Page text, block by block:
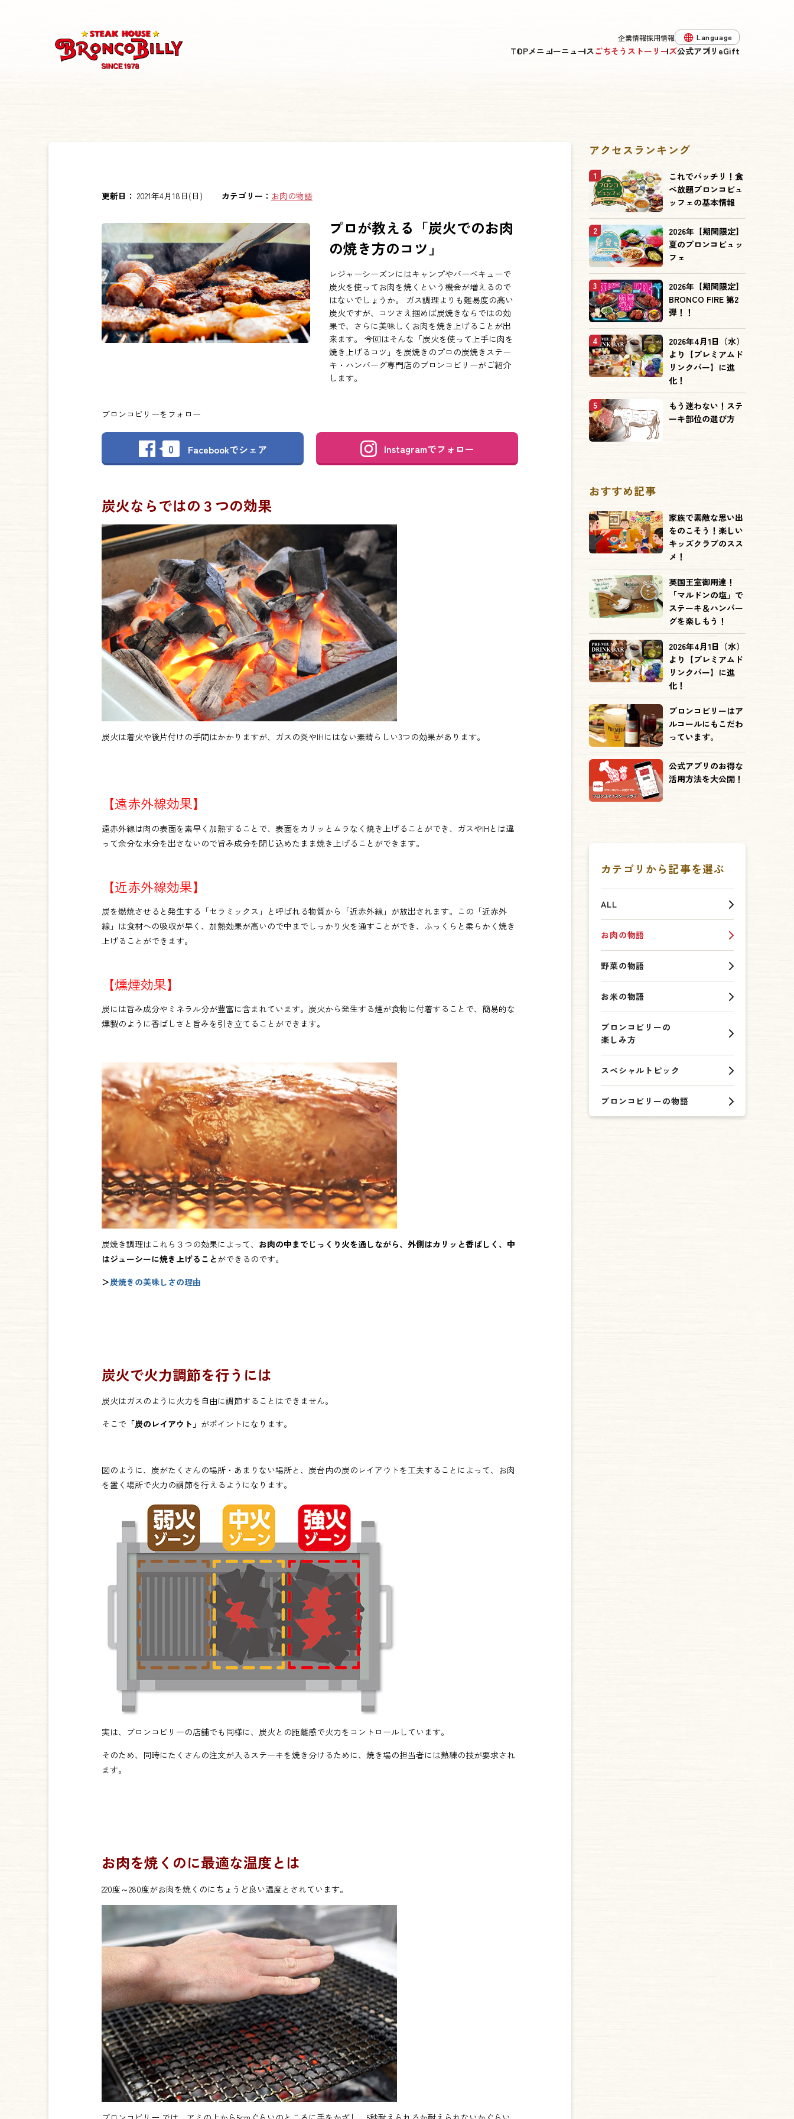
TOPメニューニュースごちそうストーリーズ公式アプリ eGift
企業情報採用情報 Language
更新日： 2021年4月18日(日) カテゴリー： お肉の物語
プロが教える「炭火でのお肉
の焼き方のコツ」
レジャーシーズンにはキャンプやバーベキューで
炭火を使ってお肉を焼くという機会が増えるので
はないでしょうか。 ガス調理よりも難易度の高い
炭火ですが、コツさえ掴めば炭焼きならではの効
果で、さらに美味しくお肉を焼き上げることが出
来ます。 今回はそんな「炭火を使って上手に肉を
焼き上げるコツ」を炭焼きのプロの炭焼きステー
キ・ハンバーグ専門店のブロンコビリーがご紹介
します。
ブロンコビリーをフォロー
0 Facebookでシェア Instagramでフォロー
炭火ならではの３つの効果
炭火は着火や後片付けの手間はかかりますが、ガスの炎やIHにはない素晴らしい3つの効果があります。
【遠赤外線効果】
遠赤外線は肉の表面を素早く加熱することで、表面をカリッとムラなく焼き上げることができ、ガスやIHとは違
って余分な水分を出さないので旨み成分を閉じ込めたまま焼き上げることができます。
【近赤外線効果】
炭を燃焼させると発生する「セラミックス」と呼ばれる物質から「近赤外線」が放出されます。この「近赤外
線」は食材への吸収が早く、加熱効果が高いので中までしっかり火を通すことができ、ふっくらと柔らかく焼き
上げることができます。
【燻煙効果】
炭には旨み成分やミネラル分が豊富に含まれています。炭火から発生する煙が食物に付着することで、簡易的な
燻製のように香ばしさと旨みを引き立てることができます。
炭焼き調理はこれら３つの効果によって、 お肉の中までじっくり火を通しながら、外側はカリッと香ばしく、中
はジューシーに焼き上げることができるのです。
＞炭焼きの美味しさの理由
炭火で火力調節を行うには
炭火はガスのように火力を自由に調節することはできません。
そこで 「炭のレイアウト」 がポイントになります。
図のように、炭がたくさんの場所・あまりない場所と、炭台内の炭のレイアウトを工夫することによって、お肉
を置く場所で火力の調節を行えるようになります。
実は、ブロンコビリーの店舗でも同様に、炭火との距離感で火力をコントロールしています。
そのため、同時にたくさんの注文が入るステーキを焼き分けるために、焼き場の担当者には熟練の技が要求され
ます。
お肉を焼くのに最適な温度とは
220度～280度がお肉を焼くのにちょうど良い温度とされています。
アクセスランキング
1
これでバッチリ！食
べ放題ブロンコビュ
ッフェの基本情報
2
2026年【期間限定】
夏のブロンコビュッ
フェ
3
2026年【期間限定】
BRONCO FIRE 第2
弾！！
4
2026年4月1日（水）
より【プレミアムド
リンクバー】に進
化！
5
もう迷わない！ステ
ーキ部位の選び方
おすすめ記事
家族で素敵な思い出
をのこそう！楽しい
キッズクラブのスス
メ！
英国王室御用達！
「マルドンの塩」で
ステーキ＆ハンバー
グを楽しもう！
2026年4月1日（水）
より【プレミアムド
リンクバー】に進
化！
ブロンコビリーはア
ルコールにもこだわ
っています。
公式アプリのお得な
活用方法を大公開！
カテゴリから記事を選ぶ
ALL
お肉の物語
野菜の物語
お米の物語
ブロンコビリーの
楽しみ方
スペシャルトピック
ブロンコビリーの物語